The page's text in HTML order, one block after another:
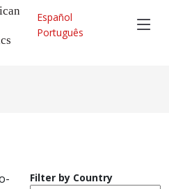
Español
Português
Filter by Country